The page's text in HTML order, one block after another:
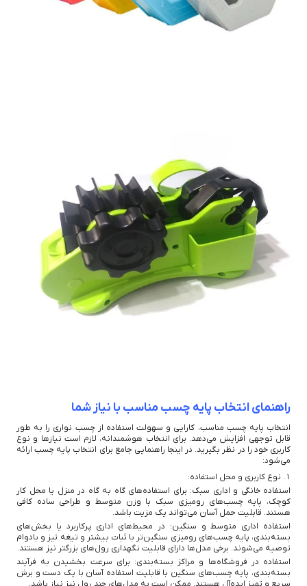
راهنمای انتخاب پایه چسب مناسب با نیاز شما
انتخاب پایه چسب مناسب، کارایی و سهولت استفاده از چسب نواری را به طور
قابل توجهی افزایش می‌دهد. برای انتخاب هوشمندانه، لازم است نیازها و نوع
کاربری خود را در نظر بگیرید. در اینجا راهنمایی جامع برای انتخاب پایه چسب ارائه
می‌شود:
1. نوع کاربری و محل استفاده:
استفاده خانگی و اداری سبک: برای استفاده‌های گاه به گاه در منزل یا محل کار
کوچک، پایه چسب‌های رومیزی سبک با وزن متوسط و طراحی ساده کافی
هستند. قابلیت حمل آسان می‌تواند یک مزیت باشد.
استفاده اداری متوسط و سنگین: در محیط‌های اداری پرکاربرد یا بخش‌های
بسته‌بندی، پایه چسب‌های رومیزی سنگین‌تر با ثبات بیشتر و تیغه تیز و بادوام
توصیه می‌شوند. برخی مدل‌ها دارای قابلیت نگهداری رول‌های بزرگتر نیز هستند.
استفاده در فروشگاه‌ها و مراکز بسته‌بندی: برای سرعت بخشیدن به فرآیند
بسته‌بندی، پایه چسب‌های سنگین با قابلیت استفاده آسان با یک دست و برش